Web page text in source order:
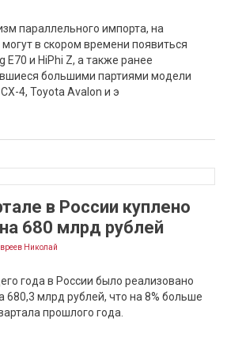
параллельного импорта, на
в скором времени появиться
E70 и HiPhi Z, а также ранее
большими партиями модели
4, Toyota Avalon и э
в России куплено
680 млрд рублей
Николай
года в России было реализовано
680,3 млрд рублей, что на 8% больше
прошлого года.